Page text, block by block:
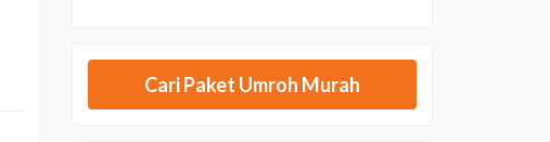
Cari Paket Umroh Murah